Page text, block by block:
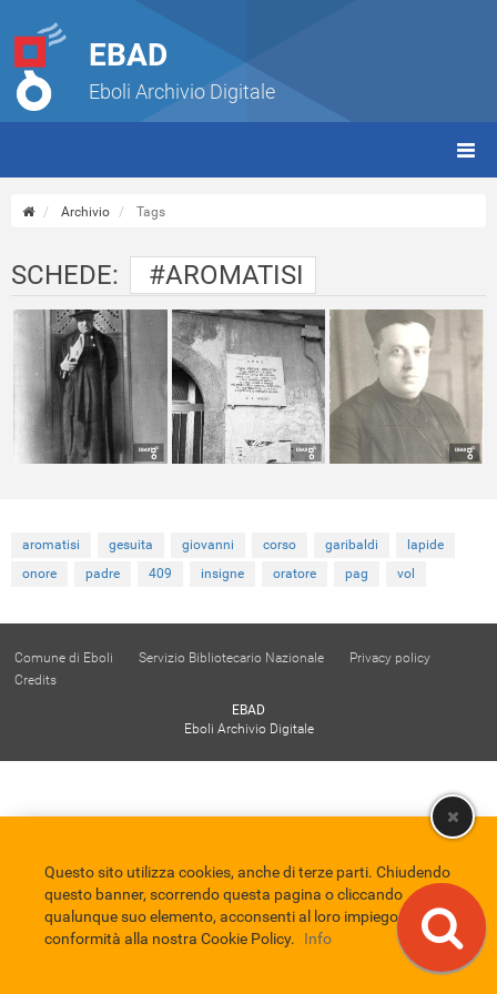
EBAD
Eboli Archivio Digitale
Archivio Tags
SCHEDE: #AROMATISI
aromatisi gesuita giovanni corso garibaldi
lapide
onore
padre 409 insigne oratore pag vol
Comune di Eboli Servizio Bibliotecario Nazionale
Privacy policy
Credits
EBAD
Eboli Archivio Digitale
Questo sito utilizza cookies, anche di terze parti. Chiudendo
questo banner, scorrendo questa pagina o cliccando
qualunque suo elemento, acconsenti al loro impiego in
conformità alla nostra Cookie Policy.
Info